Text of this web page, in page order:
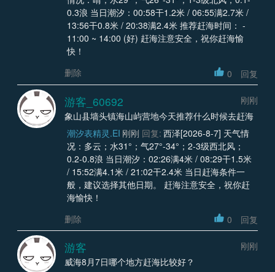
0.3浪 当日潮汐：00:58干1.2米 / 06:55满2.7米 /
13:56干0.8米 / 20:38满2.4米 推荐赶海时间： -
11:00 ~ 14:00 (好) 赶海注意安全，祝你赶海愉
快！
删除
0 回复
游客_60692
刚刚
象山县墙头镇海山屿营地今天推荐什么时候去赶海
潮汐表精灵.EI 刚刚 回复: 西泽[2026-8-7] 天气情
况：多云；水31°；气27°-34°；2-3级西北风；
0.2-0.8浪 当日潮汐：02:26满4米 / 08:29干1.5米
/ 15:52满4.1米 / 21:02干2.4米 当日赶海条件一
般，建议选择其他日期。 赶海注意安全，祝你赶
海愉快！
删除
0 回复
游客
刚刚
威海8月7日哪个地方赶海比较好？